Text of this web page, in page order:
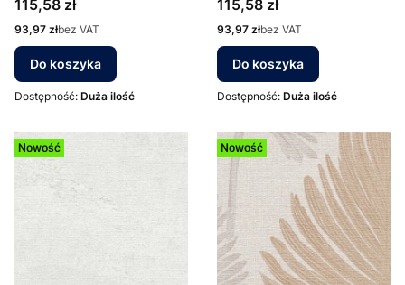
Cena
115,58 zł
Cena
93,97 złbez VAT
Do koszyka
Dostępność: Duża ilość
Cena
115,58 zł
Cena
93,97 złbez VAT
Do koszyka
Dostępność: Duża ilość
Nowość Nowość